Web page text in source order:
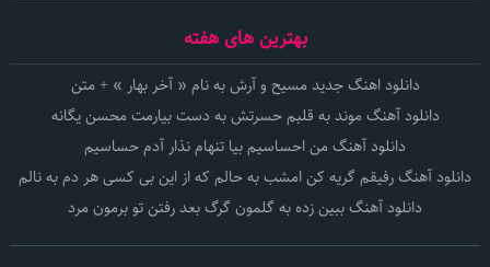
بهترین های هفته
دانلود اهنگ جدید مسیح و آرش به نام « آخر بهار » + متن
دانلود آهنگ موند به قلبم حسرتش به دست بیارمت محسن یگانه
دانلود آهنگ من احساسیم بیا تنهام نذار آدم حساسیم
دانلود آهنگ رفیقم گریه کن امشب به حالم که از این بی کسی هر دم به نالم
دانلود آهنگ ببین زده به گلمون گرگ بعد رفتن تو برمون مرد